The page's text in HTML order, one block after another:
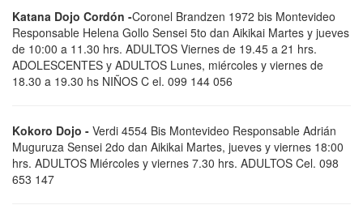
Katana Dojo Cordón -Coronel Brandzen 1972 bis Montevideo
Responsable Helena Gollo Sensei 5to dan Aikikai Martes y jueves
de 10:00 a 11.30 hrs. ADULTOS Viernes de 19.45 a 21 hrs.
ADOLESCENTES y ADULTOS Lunes, miércoles y viernes de
18.30 a 19.30 hs NIÑOS C el. 099 144 056
Kokoro Dojo - Verdi 4554 Bis Montevideo Responsable Adrián
Muguruza Sensei 2do dan Aikikai Martes, jueves y viernes 18:00
hrs. ADULTOS Miércoles y viernes 7.30 hrs. ADULTOS Cel. 098
653 147